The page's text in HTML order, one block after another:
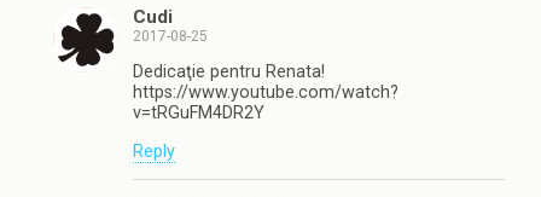
Cudi
2017-08-25
Dedicaţie pentru Renata!
https://www.youtube.com/watch?
v=tRGuFM4DR2Y
Reply